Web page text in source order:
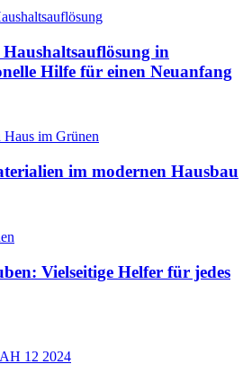
in
Hilfe für einen Neuanfang
im modernen Hausbau
Vielseitige Helfer für jedes